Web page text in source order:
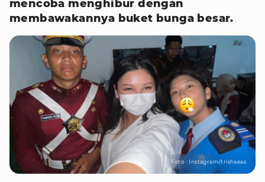
mencoba menghibur dengan
membawakannya buket bunga besar.
Foto : Instagram/trishaeas